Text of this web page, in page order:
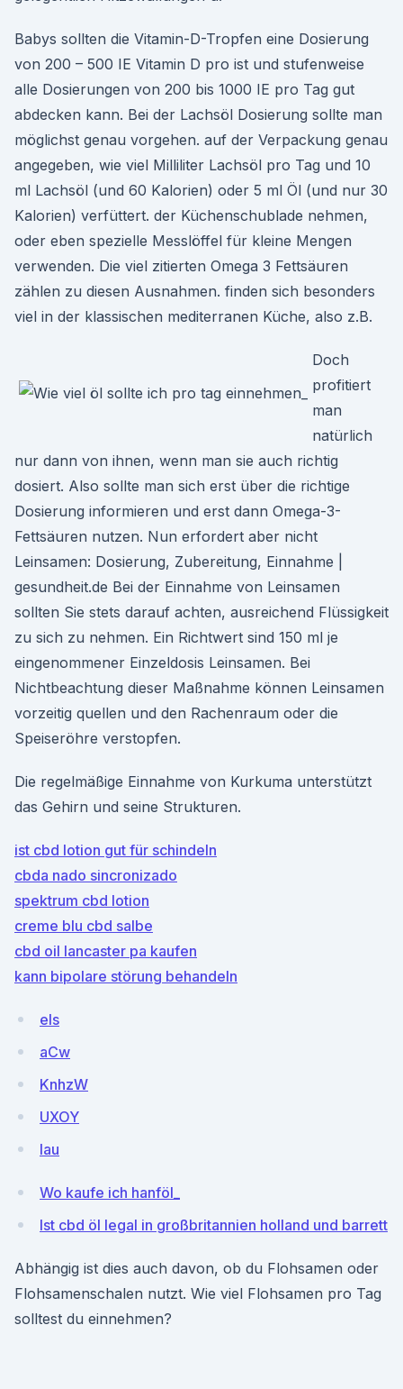
Babys sollten die Vitamin-D-Tropfen eine Dosierung
von 200 – 500 IE Vitamin D pro ist und stufenweise
alle Dosierungen von 200 bis 1000 IE pro Tag gut
abdecken kann. Bei der Lachsöl Dosierung sollte man
möglichst genau vorgehen. auf der Verpackung genau
angegeben, wie viel Milliliter Lachsöl pro Tag und 10
ml Lachsöl (und 60 Kalorien) oder 5 ml Öl (und nur 30
Kalorien) verfüttert. der Küchenschublade nehmen,
oder eben spezielle Messlöffel für kleine Mengen
verwenden. Die viel zitierten Omega 3 Fettsäuren
zählen zu diesen Ausnahmen. finden sich besonders
viel in der klassischen mediterranen Küche, also z.B.
Doch
profitiert
man
natürlich
nur dann von ihnen, wenn man sie auch richtig
dosiert. Also sollte man sich erst über die richtige
Dosierung informieren und erst dann Omega-3-
Fettsäuren nutzen. Nun erfordert aber nicht
Leinsamen: Dosierung, Zubereitung, Einnahme |
gesundheit.de Bei der Einnahme von Leinsamen
sollten Sie stets darauf achten, ausreichend Flüssigkeit
zu sich zu nehmen. Ein Richtwert sind 150 ml je
eingenommener Einzeldosis Leinsamen. Bei
Nichtbeachtung dieser Maßnahme können Leinsamen
vorzeitig quellen und den Rachenraum oder die
Speiseröhre verstopfen.
Die regelmäßige Einnahme von Kurkuma unterstützt
das Gehirn und seine Strukturen.
ist cbd lotion gut für schindeln
cbda nado sincronizado
spektrum cbd lotion
creme blu cbd salbe
cbd oil lancaster pa kaufen
kann bipolare störung behandeln
els
aCw
KnhzW
UXOY
lau
Wo kaufe ich hanföl_
Ist cbd öl legal in großbritannien holland und barrett
Abhängig ist dies auch davon, ob du Flohsamen oder
Flohsamenschalen nutzt. Wie viel Flohsamen pro Tag
solltest du einnehmen?